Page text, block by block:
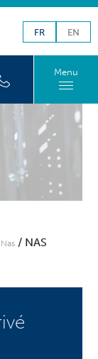
FR EN
Menu
/ NAS